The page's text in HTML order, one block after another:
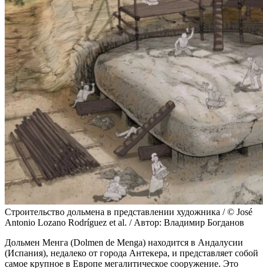
Строительство дольмена в представлении художника / © José
Antonio Lozano Rodríguez et al. / Автор: Владимир Богданов
Дольмен Менга (Dolmen de Menga) находится в Андалусии
(Испания), недалеко от города Антекера, и представляет собой
самое крупное в Европе мегалитическое сооружение. Это